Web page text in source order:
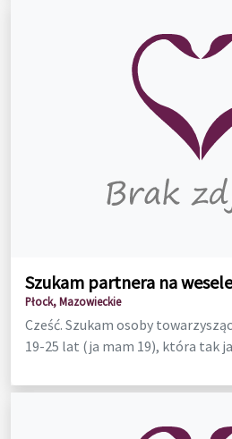
Szukam partnera na
Płock, Mazowieckie
Cześć. Szukam osoby
19-25 lat (ja mam 19), która tak